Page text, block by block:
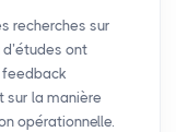
recherches sur
ont
feedback
sur la manière
opérationnelle.